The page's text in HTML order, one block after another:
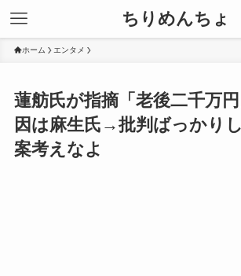
ちりめんちょ
ホーム エンタメ
蓮舫氏が指摘「老後二千万
因は麻生氏→批判ばっかり
案考えなよ